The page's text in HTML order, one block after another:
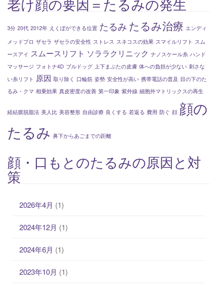
3分 20代 2012年 えくぼができる位置 たるみ たるみ治療 エンディ
メッドプロ ザセラ ザセラの安全性 ストレス スネコスの効果 スマイルリフト スム
ースアイ スムースリフト ソララクリニック ナノスケール糸 ハンド
マッサージ フォトナ4D ブルドッグ 上下まぶたの皮膚 体への負担が少ない 刺さな
い糸リフト 原因 取り除く 口輪筋 姿勢 安全性が高い 携帯電話の普及 目の下のた
るみ・クマ 相乗効果 真皮密度の改善 第一印象 紫外線 細胞外マトリックスの再生
経結膜脱脂法 美人比 美容整形 自由診療 良くする 若返る 費用 防ぐ 顔 顔の
たるみ 鼻下からあごまでの距離
顔・口もとのたるみの原因と対
策
2026年4月 (1)
2024年12月 (1)
2024年6月 (1)
2023年10月 (1)